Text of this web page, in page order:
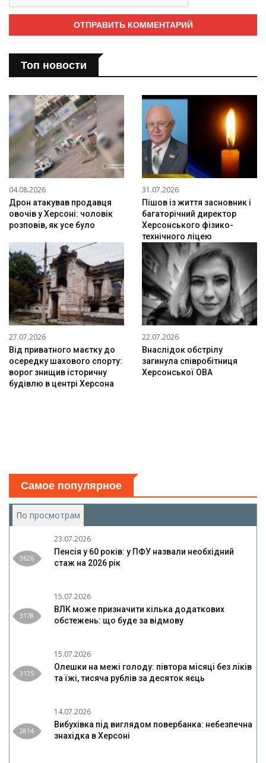
Топ новости
04.08.2026
Дрон атакував продавця
овочів у Херсоні: чоловік
розповів, як усе було
31.07.2026
Пішов із життя засновник і
багаторічний директор
Херсонського фізико-
технічного ліцею
27.07.2026
Від приватного маєтку до
осередку шахового спорту:
ворог знищив історичну
будівлю в центрі Херсона
22.07.2026
Внаслідок обстрілу
загинула співробітниця
Херсонської ОВА
Самое популярное
По просмотрам
3626
23.07.2026
Пенсія у 60 років: у ПФУ назвали необхідний
стаж на 2026 рік
3178
15.07.2026
ВЛК може призначити кілька додаткових
обстежень: що буде за відмову
3135
15.07.2026
Олешки на межі голоду: півтора місяці без ліків
та їжі, тисяча рублів за десяток яєць
2814
14.07.2026
Вибухівка під виглядом повербанка: небезпечна
знахідка в Херсоні